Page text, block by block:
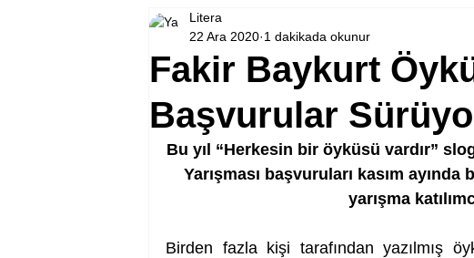
Fakir Baykurt
Başvurular
Litera
22 Ara 2020 1 dakikada okunur
Bu yıl “Herkesin bir öyküsü vardır”
Yarışması başvuruları kasım
yarışma
Birden fazla kişi tarafından yazılmış